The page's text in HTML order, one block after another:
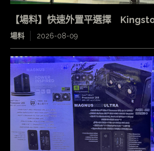
【場料】快速外置平選擇
場料 2026-08-09